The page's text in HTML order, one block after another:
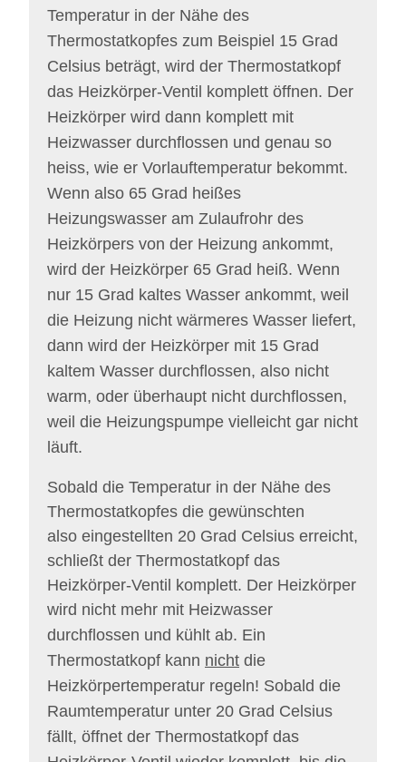
Temperatur in der Nähe des
Thermostatkopfes zum Beispiel 15 Grad
Celsius beträgt, wird der Thermostatkopf
das Heizkörper-Ventil komplett öffnen. Der
Heizkörper wird dann komplett mit
Heizwasser durchflossen und genau so
heiss, wie er Vorlauftemperatur bekommt.
Wenn also 65 Grad heißes
Heizungswasser am Zulaufrohr des
Heizkörpers von der Heizung ankommt,
wird der Heizkörper 65 Grad heiß. Wenn
nur 15 Grad kaltes Wasser ankommt, weil
die Heizung nicht wärmeres Wasser liefert,
dann wird der Heizkörper mit 15 Grad
kaltem Wasser durchflossen, also nicht
warm, oder überhaupt nicht durchflossen,
weil die Heizungspumpe vielleicht gar nicht
läuft.
Sobald die Temperatur in der Nähe des
Thermostatkopfes die gewünschten
also eingestellten 20 Grad Celsius erreicht,
schließt der Thermostatkopf das
Heizkörper-Ventil komplett. Der Heizkörper
wird nicht mehr mit Heizwasser
durchflossen und kühlt ab. Ein
Thermostatkopf kann nicht die
Heizkörpertemperatur regeln! Sobald die
Raumtemperatur unter 20 Grad Celsius
fällt, öffnet der Thermostatkopf das